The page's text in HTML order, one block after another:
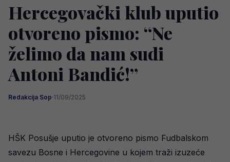
Hercegovački klub uputio
otvoreno pismo: “Ne
želimo da nam sudi
Antoni Bandić!”
Redakcija Sop·11/09/2025
HŠK Posušje uputio je otvoreno pismo Fudbalskom
savezu Bosne i Hercegovine u kojem traži izuzeće